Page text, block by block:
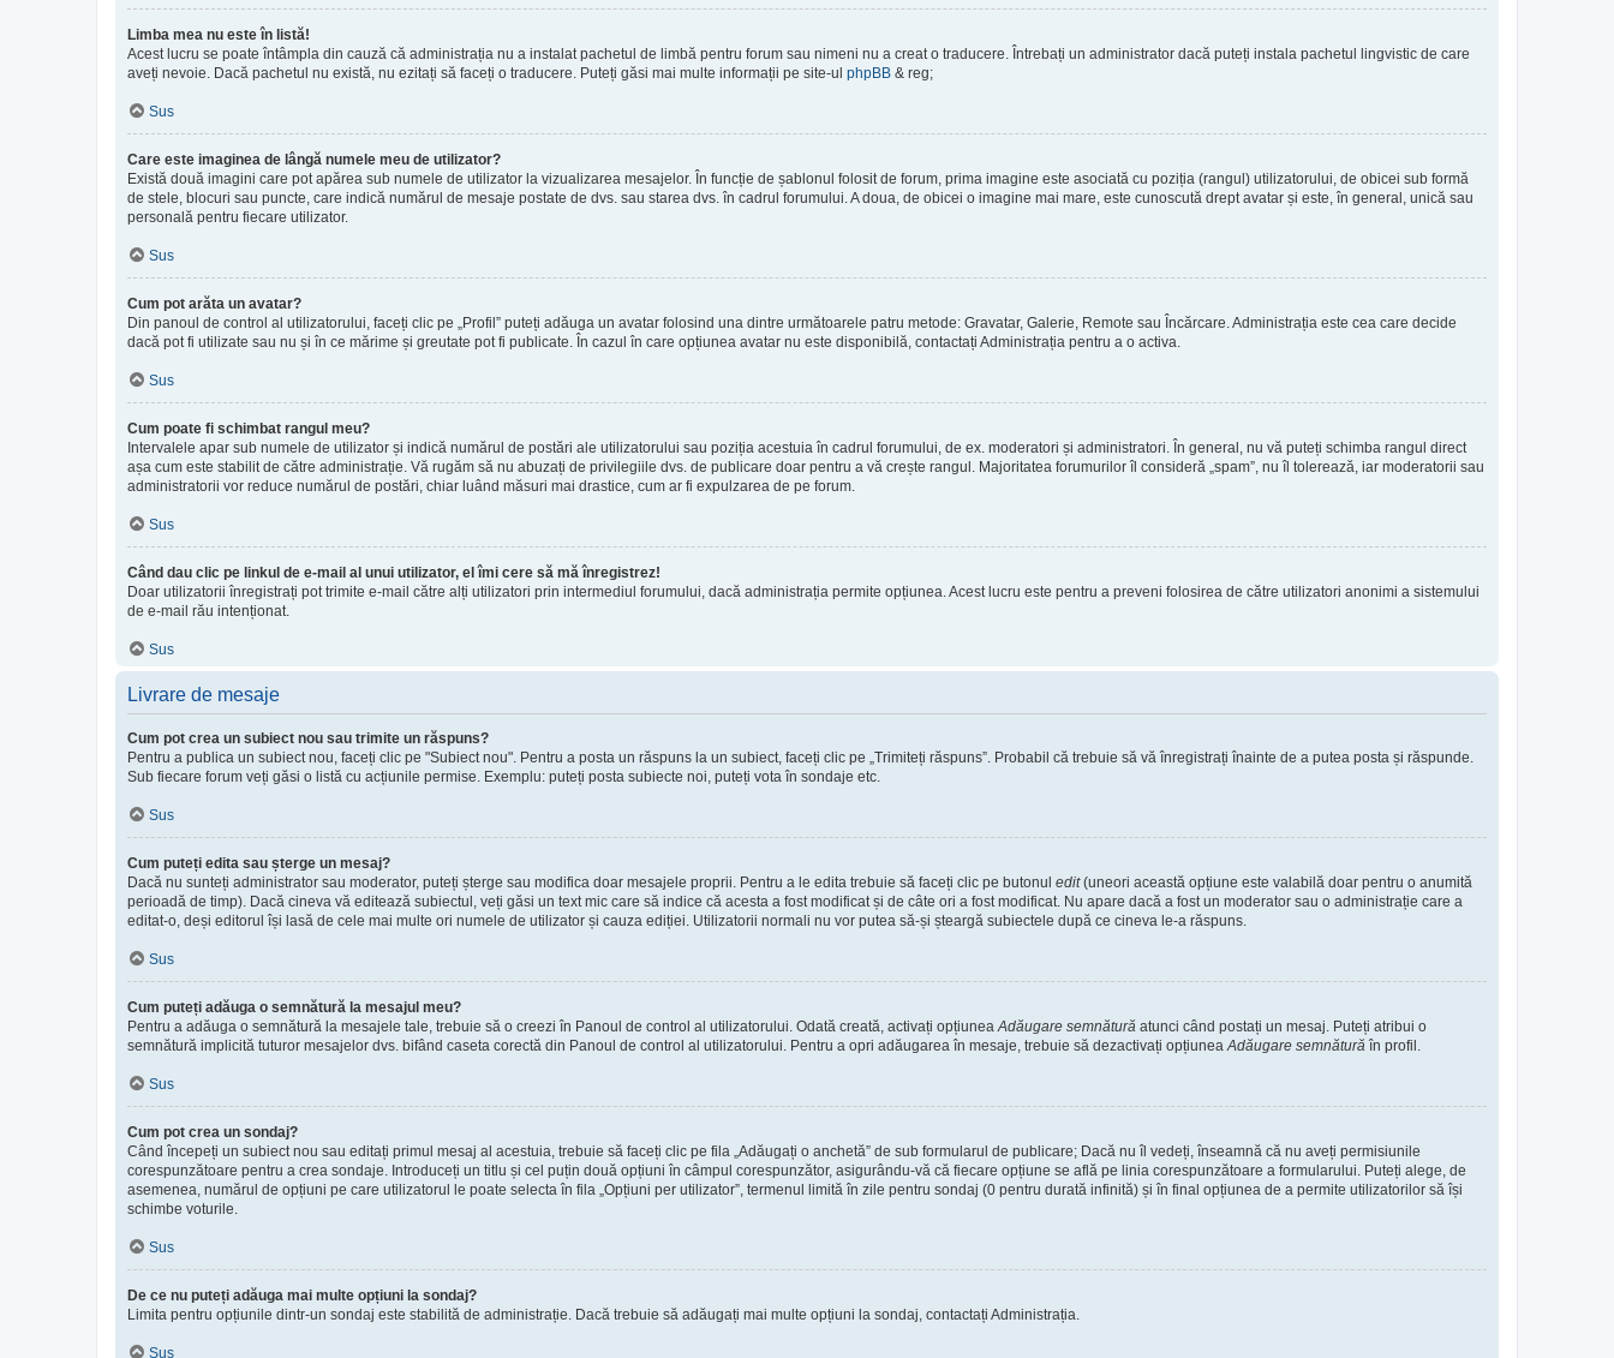
Limba mea nu este în listă!
Acest lucru se poate întâmpla din cauză că administrația nu a instalat pachetul de limbă pentru forum sau nimeni nu a creat o traducere. Întrebați un administrator dacă puteți instala pachetul lingvistic de care
aveți nevoie. Dacă pachetul nu există, nu ezitați să faceți o traducere. Puteți găsi mai multe informații pe site-ul phpBB & reg;
Sus
Care este imaginea de lângă numele meu de utilizator?
Există două imagini care pot apărea sub numele de utilizator la vizualizarea mesajelor. În funcție de șablonul folosit de forum, prima imagine este asociată cu poziția (rangul) utilizatorului, de obicei sub formă
de stele, blocuri sau puncte, care indică numărul de mesaje postate de dvs. sau starea dvs. în cadrul forumului. A doua, de obicei o imagine mai mare, este cunoscută drept avatar și este, în general, unică sau
personală pentru fiecare utilizator.
Sus
Cum pot arăta un avatar?
Din panoul de control al utilizatorului, faceți clic pe „Profil” puteți adăuga un avatar folosind una dintre următoarele patru metode: Gravatar, Galerie, Remote sau Încărcare. Administrația este cea care decide
dacă pot fi utilizate sau nu și în ce mărime și greutate pot fi publicate. În cazul în care opțiunea avatar nu este disponibilă, contactați Administrația pentru a o activa.
Sus
Cum poate fi schimbat rangul meu?
Intervalele apar sub numele de utilizator și indică numărul de postări ale utilizatorului sau poziția acestuia în cadrul forumului, de ex. moderatori și administratori. În general, nu vă puteți schimba rangul direct
așa cum este stabilit de către administrație. Vă rugăm să nu abuzați de privilegiile dvs. de publicare doar pentru a vă crește rangul. Majoritatea forumurilor îl consideră „spam”, nu îl tolerează, iar moderatorii sau
administratorii vor reduce numărul de postări, chiar luând măsuri mai drastice, cum ar fi expulzarea de pe forum.
Sus
Când dau clic pe linkul de e-mail al unui utilizator, el îmi cere să mă înregistrez!
Doar utilizatorii înregistrați pot trimite e-mail către alți utilizatori prin intermediul forumului, dacă administrația permite opțiunea. Acest lucru este pentru a preveni folosirea de către utilizatori anonimi a sistemului
de e-mail rău intenționat.
Sus
Livrare de mesaje
Cum pot crea un subiect nou sau trimite un răspuns?
Pentru a publica un subiect nou, faceți clic pe "Subiect nou". Pentru a posta un răspuns la un subiect, faceți clic pe „Trimiteți răspuns”. Probabil că trebuie să vă înregistrați înainte de a putea posta și răspunde.
Sub fiecare forum veți găsi o listă cu acțiunile permise. Exemplu: puteți posta subiecte noi, puteți vota în sondaje etc.
Sus
Cum puteți edita sau șterge un mesaj?
Dacă nu sunteți administrator sau moderator, puteți șterge sau modifica doar mesajele proprii. Pentru a le edita trebuie să faceți clic pe butonul edit(uneori această opțiune este valabilă doar pentru o anumită
perioadă de timp). Dacă cineva vă editează subiectul, veți găsi un text mic care să indice că acesta a fost modificat și de câte ori a fost modificat. Nu apare dacă a fost un moderator sau o administrație care a
editat-o, deși editorul își lasă de cele mai multe ori numele de utilizator și cauza ediției. Utilizatorii normali nu vor putea să-și șteargă subiectele după ce cineva le-a răspuns.
Sus
Cum puteți adăuga o semnătură la mesajul meu?
Pentru a adăuga o semnătură la mesajele tale, trebuie să o creezi în Panoul de control al utilizatorului. Odată creată, activați opțiunea Adăugare semnătură atunci când postați un mesaj. Puteți atribui o
semnătură implicită tuturor mesajelor dvs. bifând caseta corectă din Panoul de control al utilizatorului. Pentru a opri adăugarea în mesaje, trebuie să dezactivați opțiunea Adăugare semnătură în profil.
Sus
Cum pot crea un sondaj?
Când începeți un subiect nou sau editați primul mesaj al acestuia, trebuie să faceți clic pe fila „Adăugați o anchetă” de sub formularul de publicare; Dacă nu îl vedeți, înseamnă că nu aveți permisiunile
corespunzătoare pentru a crea sondaje. Introduceți un titlu și cel puțin două opțiuni în câmpul corespunzător, asigurându-vă că fiecare opțiune se află pe linia corespunzătoare a formularului. Puteți alege, de
asemenea, numărul de opțiuni pe care utilizatorul le poate selecta în fila „Opțiuni per utilizator”, termenul limită în zile pentru sondaj (0 pentru durată infinită) și în final opțiunea de a permite utilizatorilor să își
schimbe voturile.
Sus
De ce nu puteți adăuga mai multe opțiuni la sondaj?
Limita pentru opțiunile dintr-un sondaj este stabilită de administrație. Dacă trebuie să adăugați mai multe opțiuni la sondaj, contactați Administrația.
Sus